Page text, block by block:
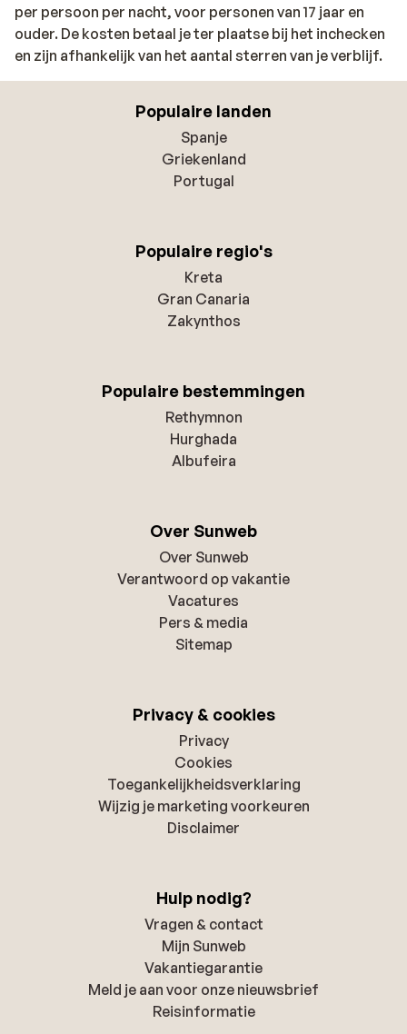
per persoon per nacht, voor personen van 17 jaar en
ouder. De kosten betaal je ter plaatse bij het inchecken
en zijn afhankelijk van het aantal sterren van je verblijf.
Populaire landen
Spanje
Griekenland
Portugal
Populaire regio's
Kreta
Gran Canaria
Zakynthos
Populaire bestemmingen
Rethymnon
Hurghada
Albufeira
Over Sunweb
Over Sunweb
Verantwoord op vakantie
Vacatures
Pers & media
Sitemap
Privacy & cookies
Privacy
Cookies
Toegankelijkheidsverklaring
Wijzig je marketing voorkeuren
Disclaimer
Hulp nodig?
Vragen & contact
Mijn Sunweb
Vakantiegarantie
Meld je aan voor onze nieuwsbrief
Reisinformatie